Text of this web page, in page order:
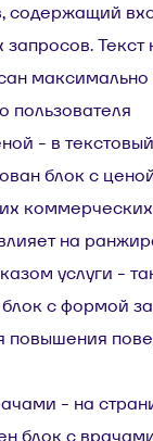
содержащий
запросов.
пользователя
- в
блок с
на
услуги -
блок с формой
повышения
- на
блок с